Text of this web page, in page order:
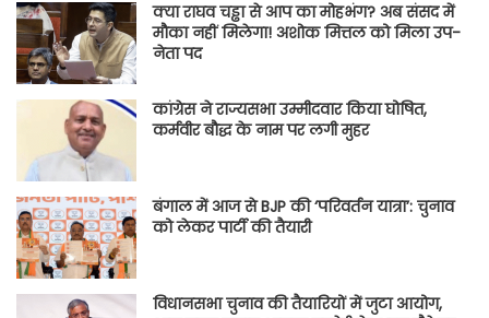
क्या राघव चड्ढा से आप का मोहभंग? अब संसद में
मौका नहीं मिलेगा! अशोक मित्तल को मिला उप-
नेता पद
कांग्रेस ने राज्यसभा उम्मीदवार किया घोषित,
कर्मवीर बौद्ध के नाम पर लगी मुहर
बंगाल में आज से BJP की ‘परिवर्तन यात्रा’: चुनाव
को लेकर पार्टी की तैयारी
विधानसभा चुनाव की तैयारियों में जुटा आयोग,